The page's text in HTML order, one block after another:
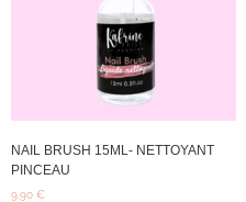
NAIL BRUSH 15ML- NETTOYANT
PINCEAU
9,90 €